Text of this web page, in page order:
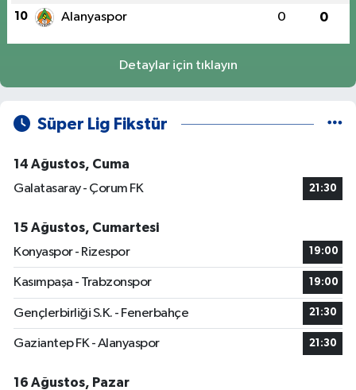
10 Alanyaspor 0 0
Detaylar için tıklayın
Süper Lig Fikstür
14 Ağustos, Cuma
Galatasaray - Çorum FK
21:30
15 Ağustos, Cumartesi
Konyaspor - Rizespor
19:00
Kasımpaşa - Trabzonspor 19:00
Gençlerbirliği S.K. - Fenerbahçe 21:30
Gaziantep FK - Alanyaspor 21:30
16 Ağustos, Pazar